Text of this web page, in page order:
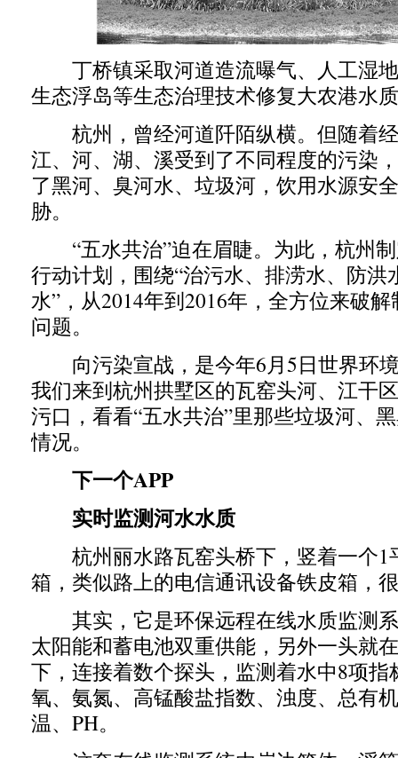
丁桥镇采取河道造流曝气、人工湿
生态浮岛等生态治理技术修复大农港水
杭州，曾经河道阡陌纵横。但随着
江、河、湖、溪受到了不同程度的污染
了黑河、臭河水、垃圾河，饮用水源安
胁。
“五水共治”迫在眉睫。为此，杭州
行动计划，围绕“治污水、排涝水、防洪
水”，从2014年到2016年，全方位来破
问题。
向污染宣战，是今年6月5日世界环
我们来到杭州拱墅区的瓦窑头河、江干
污口，看看“五水共治”里那些垃圾河、
情况。
下一个APP
实时监测河水水质
杭州丽水路瓦窑头桥下，竖着一个1
箱，类似路上的电信通讯设备铁皮箱，
其实，它是环保远程在线水质监测
太阳能和蓄电池双重供能，另外一头就
下，连接着数个探头，监测着水中8项指
氧、氨氮、高锰酸盐指数、浊度、总有
温、PH。